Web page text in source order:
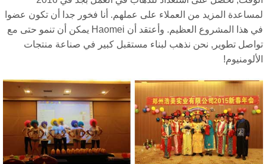
المزيد من العملاء على عملهم. أنا فخور جدا أن تكون عضوا
في هذا المشروع العظيم. وأعتقد أن Haomei يمكن أن تنمو حتى مع
تطوير, نحن نذهب لبناء مستقبل كبير في صناعة منتجات